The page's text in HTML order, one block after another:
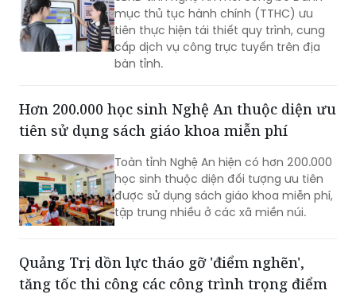
mục thủ tục hành chính (TTHC) ưu
tiên thực hiện tái thiết quy trình, cung
cấp dịch vụ công trực tuyến trên địa
bàn tỉnh.
Hơn 200.000 học sinh Nghệ An thuộc diện ưu
tiên sử dụng sách giáo khoa miễn phí
Toàn tỉnh Nghệ An hiện có hơn 200.000
học sinh thuộc diện đối tượng ưu tiên
được sử dụng sách giáo khoa miễn phí,
tập trung nhiều ở các xã miền núi.
Quảng Trị dồn lực tháo gỡ 'điểm nghẽn',
tăng tốc thi công các công trình trọng điểm